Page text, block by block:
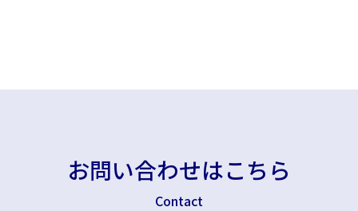
お問い合わせはこちら
Contact